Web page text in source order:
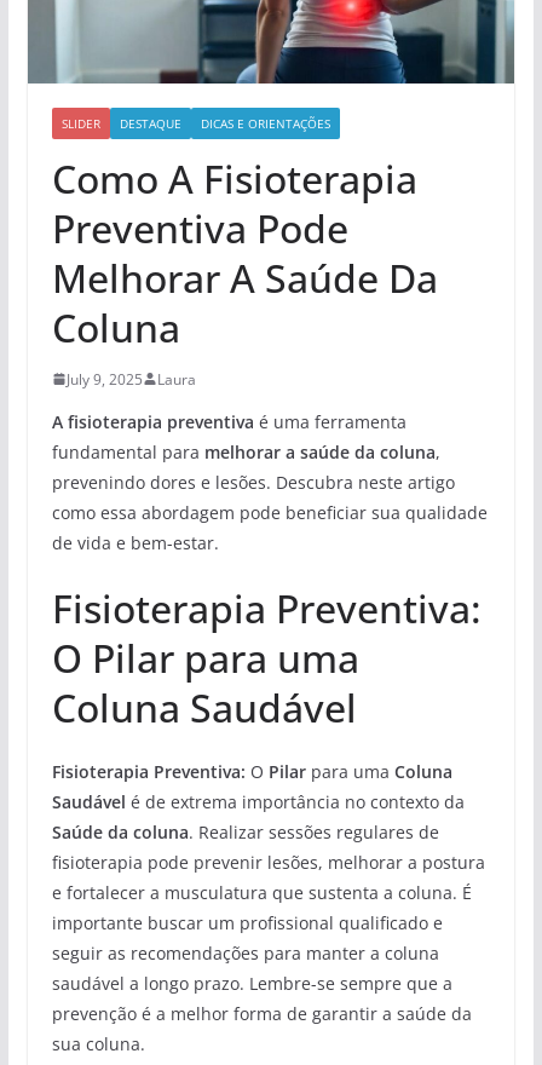
SLIDER DESTAQUE DICAS E ORIENTAÇÕES
Como A Fisioterapia
Preventiva Pode
Melhorar A Saúde Da
Coluna
July 9, 2025 Laura
A fisioterapia preventiva é uma ferramenta
fundamental para melhorar a saúde da coluna,
prevenindo dores e lesões. Descubra neste artigo
como essa abordagem pode beneficiar sua qualidade
de vida e bem-estar.
Fisioterapia Preventiva:
O Pilar para uma
Coluna Saudável
Fisioterapia Preventiva: O Pilarpara uma Coluna
Saudável é de extrema importância no contexto da
Saúde da coluna. Realizar sessões regulares de
fisioterapia pode prevenir lesões, melhorar a postura
e fortalecer a musculatura que sustenta a coluna. É
importante buscar um profissional qualificado e
seguir as recomendações para manter a coluna
saudável a longo prazo. Lembre-se sempre que a
prevenção é a melhor forma de garantir a saúde da
sua coluna.